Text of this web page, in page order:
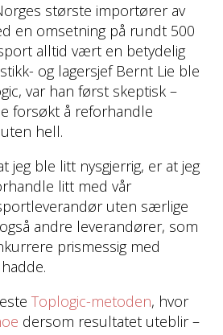
største importører av
en omsetning på rundt 500
alltid vært en betydelig
og lagersjef Bernt Lie ble
var han først skeptisk –
forsøkt å reforhandle
hell.
jeg ble litt nysgjerrig, er at jeg
litt med vår
uten særlige
andre leverandører, som
prismessig med
Toplogic-metoden, hvor
dersom resultatet uteblir –